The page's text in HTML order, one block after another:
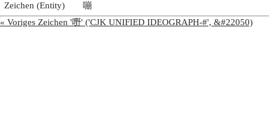
Zeichen (Entity)
嘣
« Voriges Zeichen '嘢' ('CJK UNIFIED IDEOGRAPH-#', &#22050)